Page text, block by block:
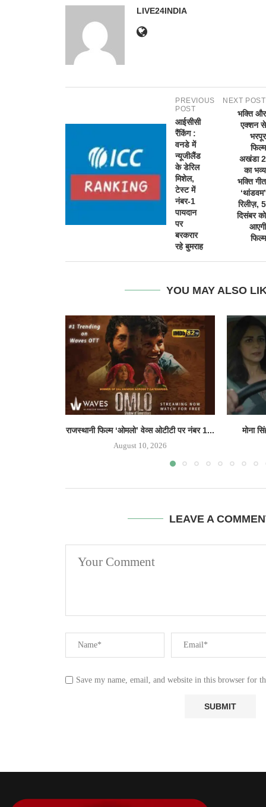
LIVE24INDIA
PREVIOUS
POST
आईसीसी
रैंकिंग :
वनडे में
न्यूजीलैंड
के डेरिल
मिशेल,
टेस्ट में
नंबर-1
पायदान
पर
बरकरार
रहे बुमराह
NEXT POST
भक्ति और
एक्शन से
भरपूर
फिल्म
अखंडा 2
का भव्य
भक्ति गीत
‘थांडवम’
रिलीज़, 5
दिसंबर को
आएगी
फिल्म
YOU MAY ALSO
राजस्थानी फिल्म ‘ओमलो’ वेव्स ओटीटी पर नंबर 1...
August 10, 2026
मोना
LEAVE A
Save my name, email, and website in this browser for